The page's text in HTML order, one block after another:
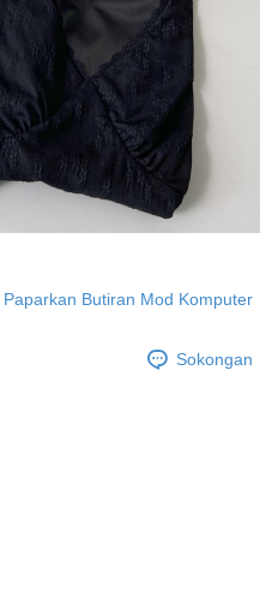
Paparkan Butiran Mod Komputer
Sokongan